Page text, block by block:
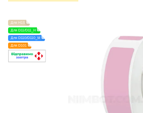
Для H1S
Для D11/D11_H
Для D110/D110_M
Для D101